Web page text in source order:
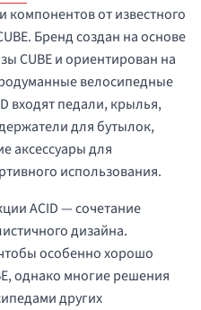
компонентов от известного
Бренд создан на основе
CUBE и ориентирован на
велосипедные
входят педали, крылья,
для бутылок,
аксессуары для
использования.
ACID — сочетание
дизайна.
особенно хорошо
однако многие решения
других